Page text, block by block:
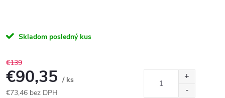
Skladom posledný kus
€139
€90,35 / ks
€73,46 bez DPH